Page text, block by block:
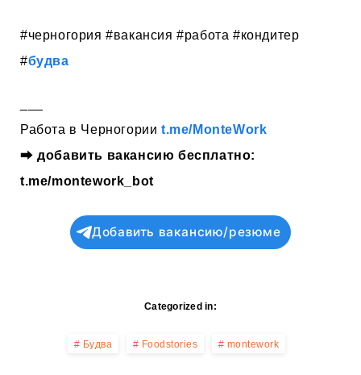
#черногория #вакансия #работа #кондитер
#будва
Работа в Черногории t.me/MonteWork
⮕добавить вакансию бесплатно:
t.me/montework_bot
Добавить вакансию/резюме
Categorized in:
Будва Foodstories montework